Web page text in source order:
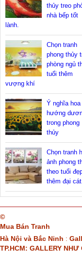
thủy treo
nhà bếp tốt
lành.
Chọn tranh
phong thủy
phòng ngủ
tuổi thêm
vượng khí
Ý nghĩa hoa
hướng
trong phong
thủy
Chọn tranh
ảnh phong
theo tuổi
thêm đại
©
Mua Bán Tranh
Hà Nội và Bắc Ninh :
TP.HCM: GALLERY NHƯ